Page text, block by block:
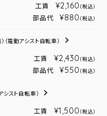
工賃 ¥2,160 （税込）
部品代 ¥880 （税込）
（電動アシスト自転車）
工賃 ¥2,430 （税込）
部品代 ¥550 （税込）
シスト自転車）
工賃 ¥1,500 （税込）